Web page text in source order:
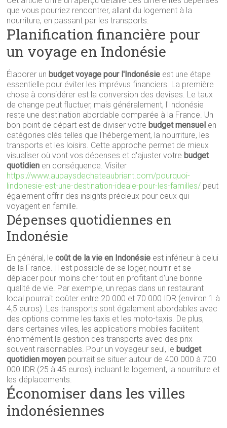
que vous pourriez rencontrer, allant du logement à la
nourriture, en passant par les transports.
Planification financière pour
un voyage en Indonésie
Élaborer un budget voyage pour l'Indonésie est une étape
essentielle pour éviter les imprévus financiers. La première
chose à considérer est la conversion des devises. Le taux
de change peut fluctuer, mais généralement, l'Indonésie
reste une destination abordable comparée à la France. Un
bon point de départ est de diviser votre budget mensuel en
catégories clés telles que l'hébergement, la nourriture, les
transports et les loisirs. Cette approche permet de mieux
visualiser où vont vos dépenses et d'ajuster votre budget
quotidien en conséquence. Visiter
https://www.aupaysdechateaubriant.com/pourquoi-
lindonesie-est-une-destination-ideale-pour-les-familles/ peut
également offrir des insights précieux pour ceux qui
voyagent en famille.
Dépenses quotidiennes en
Indonésie
En général, lecoût de la vie en Indonésie est inférieur à celui
de la France. Il est possible de se loger, nourrir et se
déplacer pour moins cher tout en profitant d'une bonne
qualité de vie. Par exemple, un repas dans un restaurant
local pourrait coûter entre 20 000 et 70 000 IDR (environ 1 à
4,5 euros). Les transports sont également abordables avec
des options comme les taxis et les moto-taxis. De plus,
dans certaines villes, les applications mobiles facilitent
énormément la gestion des transports avec des prix
souvent raisonnables. Pour un voyageur seul, le budget
quotidien moyen pourrait se situer autour de 400 000 à 700
000 IDR (25 à 45 euros), incluant le logement, la nourriture et
les déplacements.
Économiser dans les villes
indonésiennes